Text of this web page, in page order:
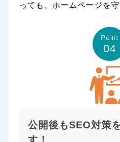
っても、ホームページを
Point
04
公開後もSEO対策
す！